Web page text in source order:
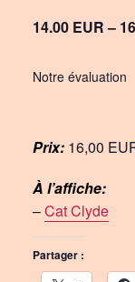
14.00 EUR –
Notre évaluation
Prix: 16,00
À l’affiche:
–Cat Clyde
Partager :